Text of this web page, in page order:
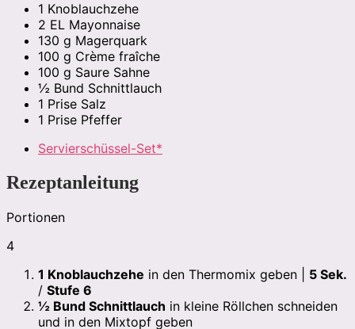
1 Knoblauchzehe
2 EL Mayonnaise
130 g Magerquark
100 g Crème fraîche
100 g Saure Sahne
½ Bund Schnittlauch
1 Prise Salz
1 Prise Pfeffer
Servierschüssel-Set*
Rezeptanleitung
Portionen
4
1 Knoblauchzehe in den Thermomix geben | 5 Sek.
/ Stufe 6
½ Bund Schnittlauch in kleine Röllchen schneiden
und in den Mixtopf geben